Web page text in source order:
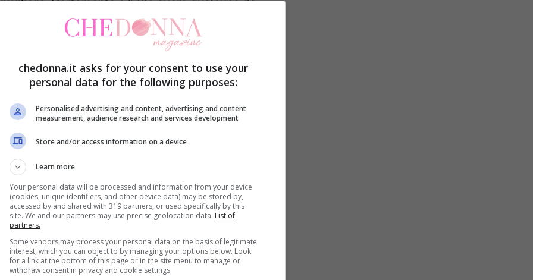
. Certamente è bello avere qualcuno da
situazioni difficili, ma nulla è più eccitante e
stessi dove non si deve rendere conto che a
senza sforzarsi di trovare punti
ha anche i suoi vantaggi, ma potrebbe anche
il più a lungo possibile, almeno per alcune
7 motivi per cui le donne migliori restano
su Psiche & Benessere CLICCA QUI
Ecco perchè non trovano
chedonna.it asks for your consent to use your
personal data for the following purposes:
Personalised advertising and content, advertising and content
measurement, audience research and services development
Store and/or access information on a device
Learn more
Your personal data will be processed and information from your device
(cookies, unique identifiers, and other device data) may be stored by,
accessed by and shared with 319 partners, or used specifically by this
site. We and our partners may use precise geolocation data. List of
partners.
Some vendors may process your personal data on the basis of legitimate
interest, which you can object to by managing your options below. Look
for a link at the bottom of this page or in the site menu to manage or
withdraw consent in privacy and cookie settings.